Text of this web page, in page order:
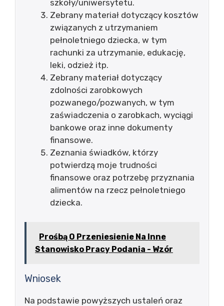
szkoły/uniwersytetu.
Zebrany materiał dotyczący kosztów
związanych z utrzymaniem
pełnoletniego dziecka, w tym
rachunki za utrzymanie, edukację,
leki, odzież itp.
Zebrany materiał dotyczący
zdolności zarobkowych
pozwanego/pozwanych, w tym
zaświadczenia o zarobkach, wyciągi
bankowe oraz inne dokumenty
finansowe.
Zeznania świadków, którzy
potwierdzą moje trudności
finansowe oraz potrzebę przyznania
alimentów na rzecz pełnoletniego
dziecka.
Prośbą O Przeniesienie Na Inne
Stanowisko Pracy Podania - Wzór
Wniosek
Na podstawie powyższych ustaleń oraz